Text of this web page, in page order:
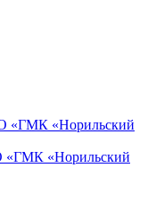
«ГМК «Норильский
«ГМК «Норильский